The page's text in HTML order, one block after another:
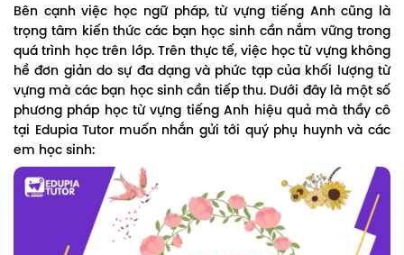
Bên cạnh việc học ngữ pháp, từ vựng tiếng Anh cũng là
trọng tâm kiến thức các bạn học sinh cần nắm vững trong
quá trình học trên lớp. Trên thực tế, việc học từ vựng không
hề đơn giản do sự đa dạng và phức tạp của khối lượng từ
vựng mà các bạn học sinh cần tiếp thu. Dưới đây là một số
phương pháp học từ vựng tiếng Anh hiệu quả mà thầy cô
tại Edupia Tutor muốn nhắn gửi tới quý phụ huynh và các
em học sinh: